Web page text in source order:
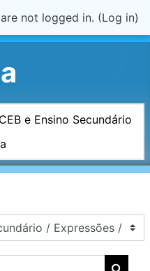
not logged in. (Log in)
e Ensino Secundário